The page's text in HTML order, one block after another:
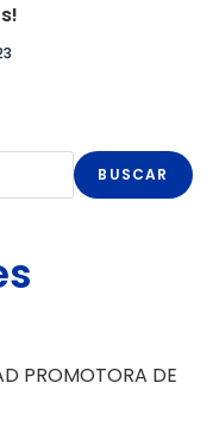
BUSCAR
PROMOTORA DE